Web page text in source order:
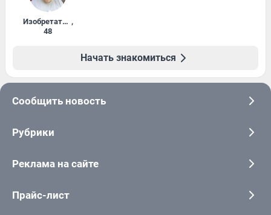
Изобретатель ,
48
Начать знакомиться
Сообщить новость
Рубрики
Реклама на сайте
Прайс-лист